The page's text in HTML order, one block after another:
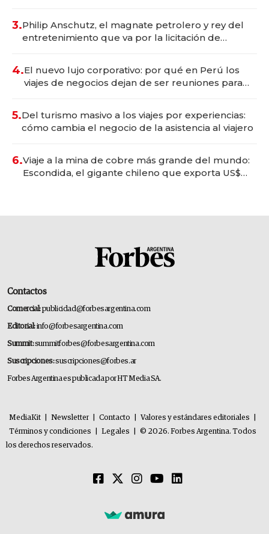
3.Philip Anschutz, el magnate petrolero y rey del
entretenimiento que va por la licitación de
4.El nuevo lujo corporativo: por qué en Perú los
viajes de negocios dejan de ser reuniones para
5.Del turismo masivo a los viajes por experiencias:
cómo cambia el negocio de la asistencia al viajero
6.Viaje a la mina de cobre más grande del mundo:
Escondida, el gigante chileno que exporta US$
Contactos
Comercial:publicidad@forbesargentina.com
Editorial:info@forbesargentina.com
Summit:summitforbes@forbesargentina.com
Suscripciones:suscripciones@forbes.ar
Forbes Argentina es publicada por HT Media SA.
MediaKit Newsletter Contacto Valores y estándares editoriales
Términos y condiciones
Legales
© 2026. Forbes Argentina. Todos
los derechos reservados.